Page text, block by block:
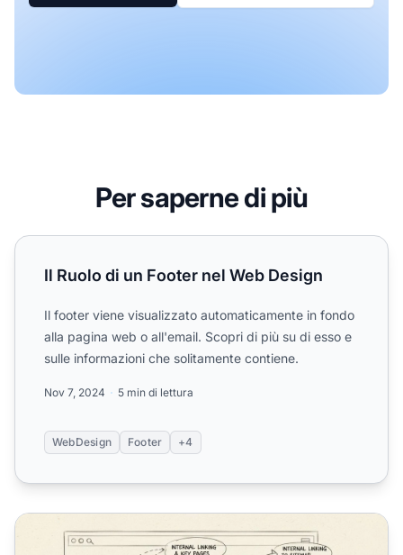
Per saperne di più
Il Ruolo di un Footer nel Web Design
Il Ruolo di un Footer nel Web Design
Il footer viene visualizzato automaticamente in fondo
alla pagina web o all'email. Scopri di più su di esso e
sulle informazioni che solitamente contiene.
Nov 7, 2024 5 min di lettura
WebDesign Footer +4
Perché i Footers dei Siti Web Sono Cruciali per UX e SEO